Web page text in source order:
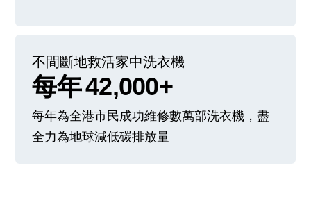
不間斷地救活家中洗衣機
每年42,000+
每年為全港市民成功維修數萬部洗衣機，盡
全力為地球減低碳排放量